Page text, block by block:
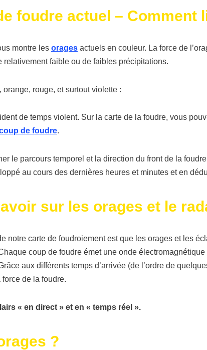
foudre actuel – Comment
montre les orages actuels en couleur. La force de
faible ou de faibles précipitations.
rouge, et surtout violette :
de temps violent. Sur la carte de la foudre, vous
de foudre.
le parcours temporel et la direction du front de la
au cours des dernières heures et minutes et en
sur les orages et le
notre carte de foudroiement est que les orages et les
coup de foudre émet une onde
aux différents temps d’arrivée (de l’ordre de
de la foudre.
« en direct » et en « temps réel ».
?